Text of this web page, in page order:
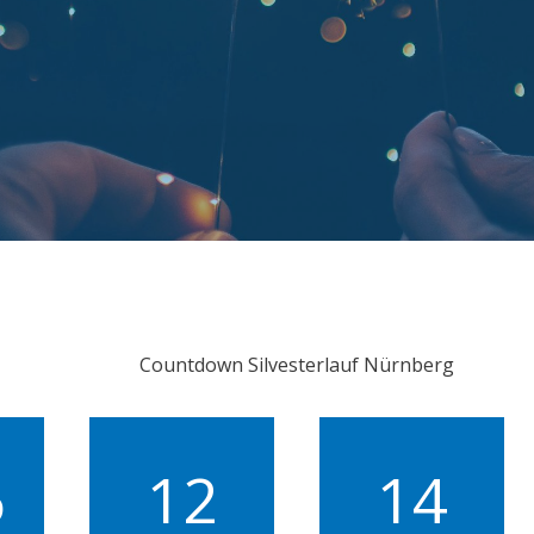
Countdown Silvesterlauf Nürnberg
12 14